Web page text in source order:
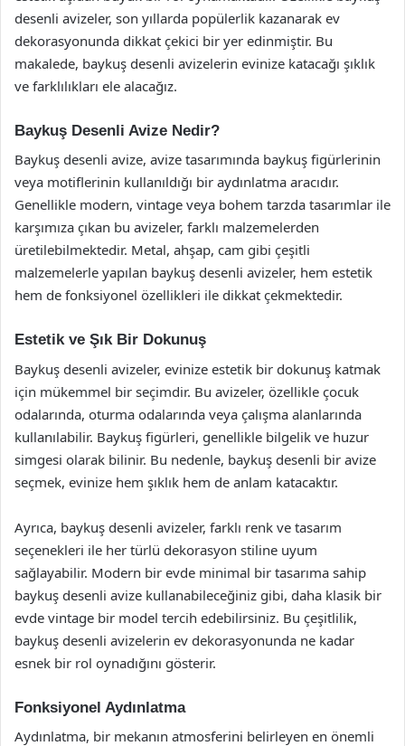
desenli avizeler, son yıllarda popülerlik kazanarak ev
dekorasyonunda dikkat çekici bir yer edinmiştir. Bu
makalede, baykuş desenli avizelerin evinize katacağı şıklık
ve farklılıkları ele alacağız.
Baykuş Desenli Avize Nedir?
Baykuş desenli avize, avize tasarımında baykuş figürlerinin
veya motiflerinin kullanıldığı bir aydınlatma aracıdır.
Genellikle modern, vintage veya bohem tarzda tasarımlar ile
karşımıza çıkan bu avizeler, farklı malzemelerden
üretilebilmektedir. Metal, ahşap, cam gibi çeşitli
malzemelerle yapılan baykuş desenli avizeler, hem estetik
hem de fonksiyonel özellikleri ile dikkat çekmektedir.
Estetik ve Şık Bir Dokunuş
Baykuş desenli avizeler, evinize estetik bir dokunuş katmak
için mükemmel bir seçimdir. Bu avizeler, özellikle çocuk
odalarında, oturma odalarında veya çalışma alanlarında
kullanılabilir. Baykuş figürleri, genellikle bilgelik ve huzur
simgesi olarak bilinir. Bu nedenle, baykuş desenli bir avize
seçmek, evinize hem şıklık hem de anlam katacaktır.
Ayrıca, baykuş desenli avizeler, farklı renk ve tasarım
seçenekleri ile her türlü dekorasyon stiline uyum
sağlayabilir. Modern bir evde minimal bir tasarıma sahip
baykuş desenli avize kullanabileceğiniz gibi, daha klasik bir
evde vintage bir model tercih edebilirsiniz. Bu çeşitlilik,
baykuş desenli avizelerin ev dekorasyonunda ne kadar
esnek bir rol oynadığını gösterir.
Fonksiyonel Aydınlatma
Aydınlatma, bir mekanın atmosferini belirleyen en önemli